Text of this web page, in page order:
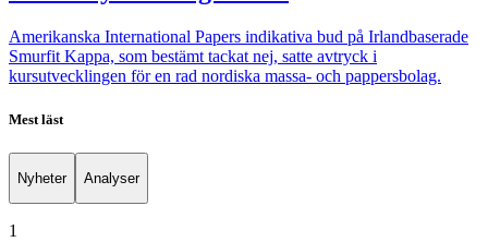
Amerikanska International Papers indikativa bud på Irlandbaserade
Smurfit Kappa, som bestämt tackat nej, satte avtryck i
kursutvecklingen för en rad nordiska massa- och pappersbolag.
Mest läst
Nyheter Analyser
1